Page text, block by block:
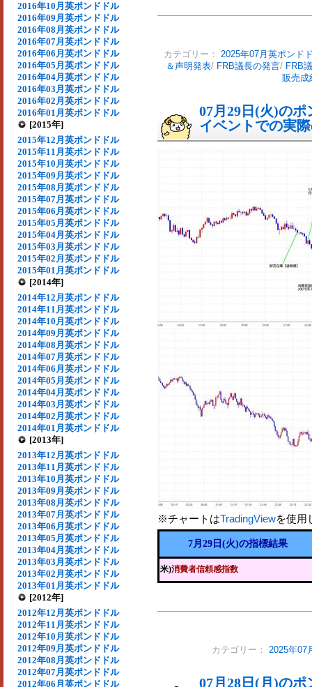
2016年10月英ポンドドル
2016年09月英ポンドドル
2016年08月英ポンドドル
2016年07月英ポンドドル
2016年06月英ポンドドル
2016年05月英ポンドドル
2016年04月英ポンドドル
2016年03月英ポンドドル
2016年02月英ポンドドル
2016年01月英ポンドドル
[2015年]
2015年12月英ポンドドル
2015年11月英ポンドドル
2015年10月英ポンドドル
2015年09月英ポンドドル
2015年08月英ポンドドル
2015年07月英ポンドドル
2015年06月英ポンドドル
2015年05月英ポンドドル
2015年04月英ポンドドル
2015年03月英ポンドドル
2015年02月英ポンドドル
2015年01月英ポンドドル
[2014年]
2014年12月英ポンドドル
2014年11月英ポンドドル
2014年10月英ポンドドル
2014年09月英ポンドドル
2014年08月英ポンドドル
2014年07月英ポンドドル
2014年06月英ポンドドル
2014年05月英ポンドドル
2014年04月英ポンドドル
2014年03月英ポンドドル
2014年02月英ポンドドル
2014年01月英ポンドドル
[2013年]
2013年12月英ポンドドル
2013年11月英ポンドドル
2013年10月英ポンドドル
2013年09月英ポンドドル
2013年08月英ポンドドル
2013年07月英ポンドドル
2013年06月英ポンドドル
2013年05月英ポンドドル
2013年04月英ポンドドル
2013年03月英ポンドドル
2013年02月英ポンドドル
2013年01月英ポンドドル
[2012年]
2012年12月英ポンドドル
2012年11月英ポンドドル
2012年10月英ポンドドル
2012年09月英ポンドドル
2012年08月英ポンドドル
2012年07月英ポンドドル
2012年06月英ポンドドル
カテゴリー： 2025年07月英ポンド
＆声明発表/ FRB議長の発言/ FRB
販売成
07月29日(火)の
イベントでの実
※チャートはTradingViewを使用
7月29日(火)の指標結果
米)消費者信頼感指数
カテゴリー： 2025年07
07月28日(月)の